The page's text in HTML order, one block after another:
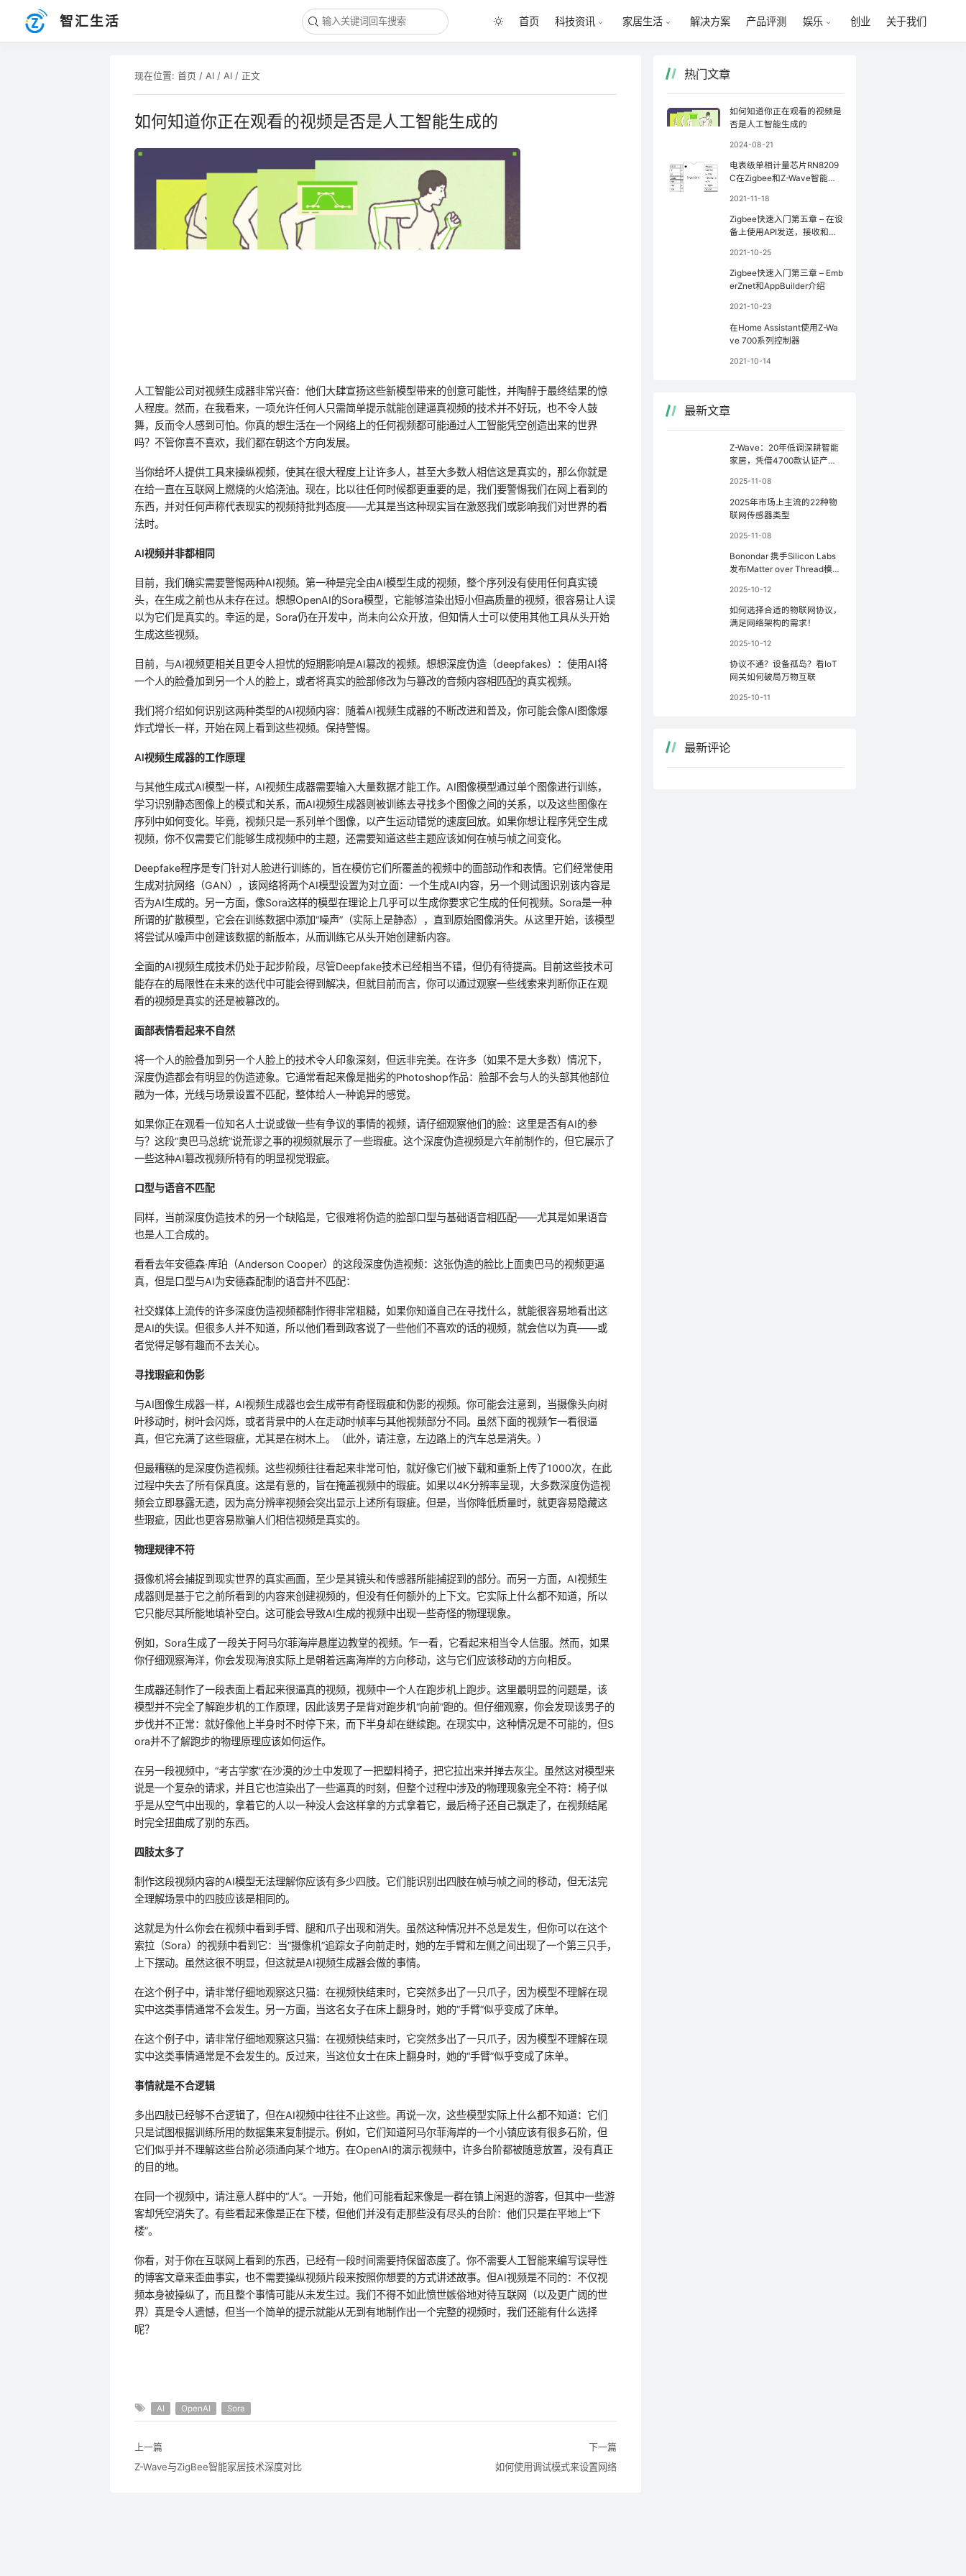
智汇生活 首页 科技资讯 家居生活 解决方案 产品评测 娱乐 创业 关于我们
现在位置: 首页 / AI/ AI/ 正文
如何知道你正在观看的视频是否是人工智能生成的
人工智能公司对视频生成器非常兴奋：他们大肆宣扬这些新模型带来的创意可能性，并陶醉于最终结果的惊
人程度。然而，在我看来，一项允许任何人只需简单提示就能创建逼真视频的技术并不好玩，也不令人鼓
舞，反而令人感到可怕。你真的想生活在一个网络上的任何视频都可能通过人工智能凭空创造出来的世界
吗？不管你喜不喜欢，我们都在朝这个方向发展。
当你给坏人提供工具来操纵视频，使其在很大程度上让许多人，甚至大多数人相信这是真实的，那么你就是
在给一直在互联网上燃烧的火焰浇油。现在，比以往任何时候都更重要的是，我们要警惕我们在网上看到的
东西，并对任何声称代表现实的视频持批判态度——尤其是当这种现实旨在激怒我们或影响我们对世界的看
法时。
AI视频并非都相同
目前，我们确实需要警惕两种AI视频。第一种是完全由AI模型生成的视频，整个序列没有使用任何真实镜
头，在生成之前也从未存在过。想想OpenAI的Sora模型，它能够渲染出短小但高质量的视频，很容易让人误
以为它们是真实的。幸运的是，Sora仍在开发中，尚未向公众开放，但知情人士可以使用其他工具从头开始
生成这些视频。
目前，与AI视频更相关且更令人担忧的短期影响是AI篡改的视频。想想深度伪造（deepfakes）：使用AI将
一个人的脸叠加到另一个人的脸上，或者将真实的脸部修改为与篡改的音频内容相匹配的真实视频。
我们将介绍如何识别这两种类型的AI视频内容：随着AI视频生成器的不断改进和普及，你可能会像AI图像爆
炸式增长一样，开始在网上看到这些视频。保持警惕。
AI视频生成器的工作原理
与其他生成式AI模型一样，AI视频生成器需要输入大量数据才能工作。AI图像模型通过单个图像进行训练，
学习识别静态图像上的模式和关系，而AI视频生成器则被训练去寻找多个图像之间的关系，以及这些图像在
序列中如何变化。毕竟，视频只是一系列单个图像，以产生运动错觉的速度回放。如果你想让程序凭空生成
视频，你不仅需要它们能够生成视频中的主题，还需要知道这些主题应该如何在帧与帧之间变化。
Deepfake程序是专门针对人脸进行训练的，旨在模仿它们所覆盖的视频中的面部动作和表情。它们经常使用
生成对抗网络（GAN），该网络将两个AI模型设置为对立面：一个生成AI内容，另一个则试图识别该内容是
否为AI生成的。另一方面，像Sora这样的模型在理论上几乎可以生成你要求它生成的任何视频。Sora是一种
所谓的扩散模型，它会在训练数据中添加“噪声”（实际上是静态），直到原始图像消失。从这里开始，该模型
将尝试从噪声中创建该数据的新版本，从而训练它从头开始创建新内容。
全面的AI视频生成技术仍处于起步阶段，尽管Deepfake技术已经相当不错，但仍有待提高。目前这些技术可
能存在的局限性在未来的迭代中可能会得到解决，但就目前而言，你可以通过观察一些线索来判断你正在观
看的视频是真实的还是被篡改的。
面部表情看起来不自然
将一个人的脸叠加到另一个人脸上的技术令人印象深刻，但远非完美。在许多（如果不是大多数）情况下，
深度伪造都会有明显的伪造迹象。它通常看起来像是拙劣的Photoshop作品：脸部不会与人的头部其他部位
融为一体，光线与场景设置不匹配，整体给人一种诡异的感觉。
如果你正在观看一位知名人士说或做一些有争议的事情的视频，请仔细观察他们的脸：这里是否有AI的参
与？这段“奥巴马总统”说荒谬之事的视频就展示了一些瑕疵。这个深度伪造视频是六年前制作的，但它展示了
一些这种AI篡改视频所特有的明显视觉瑕疵。
口型与语音不匹配
同样，当前深度伪造技术的另一个缺陷是，它很难将伪造的脸部口型与基础语音相匹配——尤其是如果语音
也是人工合成的。
看看去年安德森·库珀（Anderson Cooper）的这段深度伪造视频：这张伪造的脸比上面奥巴马的视频更逼
真，但是口型与AI为安德森配制的语音并不匹配：
社交媒体上流传的许多深度伪造视频都制作得非常粗糙，如果你知道自己在寻找什么，就能很容易地看出这
是AI的失误。但很多人并不知道，所以他们看到政客说了一些他们不喜欢的话的视频，就会信以为真——或
者觉得足够有趣而不去关心。
寻找瑕疵和伪影
与AI图像生成器一样，AI视频生成器也会生成带有奇怪瑕疵和伪影的视频。你可能会注意到，当摄像头向树
叶移动时，树叶会闪烁，或者背景中的人在走动时帧率与其他视频部分不同。虽然下面的视频乍一看很逼
真，但它充满了这些瑕疵，尤其是在树木上。（此外，请注意，左边路上的汽车总是消失。）
但最糟糕的是深度伪造视频。这些视频往往看起来非常可怕，就好像它们被下载和重新上传了1000次，在此
过程中失去了所有保真度。这是有意的，旨在掩盖视频中的瑕疵。如果以4K分辨率呈现，大多数深度伪造视
频会立即暴露无遗，因为高分辨率视频会突出显示上述所有瑕疵。但是，当你降低质量时，就更容易隐藏这
些瑕疵，因此也更容易欺骗人们相信视频是真实的。
物理规律不符
摄像机将会捕捉到现实世界的真实画面，至少是其镜头和传感器所能捕捉到的部分。而另一方面，AI视频生
成器则是基于它之前所看到的内容来创建视频的，但没有任何额外的上下文。它实际上什么都不知道，所以
它只能尽其所能地填补空白。这可能会导致AI生成的视频中出现一些奇怪的物理现象。
例如，Sora生成了一段关于阿马尔菲海岸悬崖边教堂的视频。乍一看，它看起来相当令人信服。然而，如果
你仔细观察海洋，你会发现海浪实际上是朝着远离海岸的方向移动，这与它们应该移动的方向相反。
生成器还制作了一段表面上看起来很逼真的视频，视频中一个人在跑步机上跑步。这里最明显的问题是，该
模型并不完全了解跑步机的工作原理，因此该男子是背对跑步机“向前”跑的。但仔细观察，你会发现该男子的
步伐并不正常：就好像他上半身时不时停下来，而下半身却在继续跑。在现实中，这种情况是不可能的，但S
ora并不了解跑步的物理原理应该如何运作。
在另一段视频中，“考古学家”在沙漠的沙土中发现了一把塑料椅子，把它拉出来并掸去灰尘。虽然这对模型来
说是一个复杂的请求，并且它也渲染出了一些逼真的时刻，但整个过程中涉及的物理现象完全不符：椅子似
乎是从空气中出现的，拿着它的人以一种没人会这样拿的方式拿着它，最后椅子还自己飘走了，在视频结尾
时完全扭曲成了别的东西。
四肢太多了
制作这段视频内容的AI模型无法理解你应该有多少四肢。它们能识别出四肢在帧与帧之间的移动，但无法完
全理解场景中的四肢应该是相同的。
这就是为什么你会在视频中看到手臂、腿和爪子出现和消失。虽然这种情况并不总是发生，但你可以在这个
索拉（Sora）的视频中看到它：当“摄像机”追踪女子向前走时，她的左手臂和左侧之间出现了一个第三只手，
上下摆动。虽然这很不明显，但这就是AI视频生成器会做的事情。
在这个例子中，请非常仔细地观察这只猫：在视频快结束时，它突然多出了一只爪子，因为模型不理解在现
实中这类事情通常不会发生。另一方面，当这名女子在床上翻身时，她的“手臂”似乎变成了床单。
在这个例子中，请非常仔细地观察这只猫：在视频快结束时，它突然多出了一只爪子，因为模型不理解在现
实中这类事情通常是不会发生的。反过来，当这位女士在床上翻身时，她的“手臂”似乎变成了床单。
事情就是不合逻辑
多出四肢已经够不合逻辑了，但在AI视频中往往不止这些。再说一次，这些模型实际上什么都不知道：它们
只是试图根据训练所用的数据集来复制提示。例如，它们知道阿马尔菲海岸的一个小镇应该有很多石阶，但
它们似乎并不理解这些台阶必须通向某个地方。在OpenAI的演示视频中，许多台阶都被随意放置，没有真正
的目的地。
在同一个视频中，请注意人群中的“人”。一开始，他们可能看起来像是一群在镇上闲逛的游客，但其中一些游
客却凭空消失了。有些看起来像是正在下楼，但他们并没有走那些没有尽头的台阶：他们只是在平地上“下
楼”。
你看，对于你在互联网上看到的东西，已经有一段时间需要持保留态度了。你不需要人工智能来编写误导性
的博客文章来歪曲事实，也不需要操纵视频片段来按照你想要的方式讲述故事。但AI视频是不同的：不仅视
频本身被操纵了，而且整个事情可能从未发生过。我们不得不如此愤世嫉俗地对待互联网（以及更广阔的世
界）真是令人遗憾，但当一个简单的提示就能从无到有地制作出一个完整的视频时，我们还能有什么选择
呢？
AI OpenAI Sora
上一篇
Z-Wave与ZigBee智能家居技术深度对比
下一篇
如何使用调试模式来设置网络
热门文章
如何知道你正在观看的视频是
否是人工智能生成的
2024-08-21
电表级单相计量芯片RN8209
C在Zigbee和Z-Wave智能家
2021-11-18
Zigbee快速入门第五章 – 在设
备上使用API发送，接收和处
2021-10-25
Zigbee快速入门第三章 – Emb
erZnet和AppBuilder介绍
2021-10-23
在Home Assistant使用Z-Wa
ve 700系列控制器
2021-10-14
最新文章
Z-Wave：20年低调深耕智能
家居，凭借4700款认证产品
2025-11-08
2025年市场上主流的22种物
联网传感器类型
2025-11-08
Bonondar 携手Silicon Labs
发布Matter over Thread模
2025-10-12
如何选择合适的物联网协议，
满足网络架构的需求！
2025-10-12
协议不通？设备孤岛？看IoT
网关如何破局万物互联
2025-10-11
最新评论